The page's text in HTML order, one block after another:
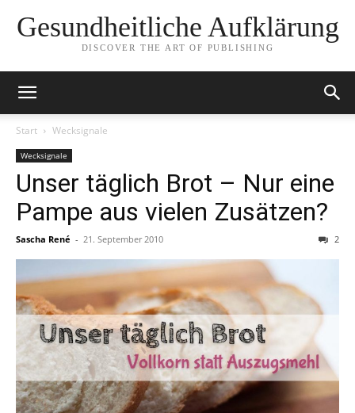
Gesundheitliche Aufklärung
DISCOVER THE ART OF PUBLISHING
Start Wecksignale
Wecksignale
Unser täglich Brot – Nur eine
Pampe aus vielen Zusätzen?
Sascha René - 21. September 2010 2